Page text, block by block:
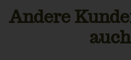
Andere
auch